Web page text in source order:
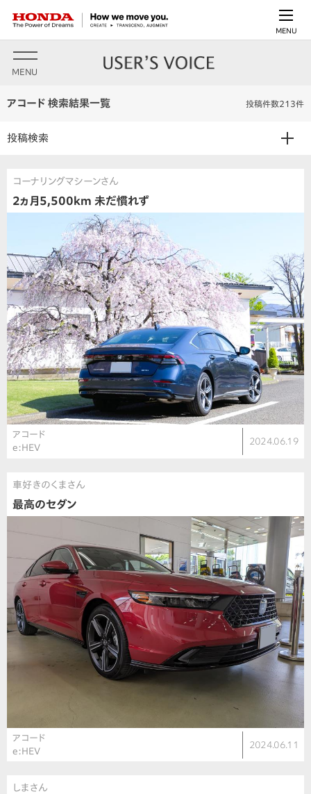
MENU
MENU
アコード 検索結果一覧 投稿件数213件
投稿検索
コーナリングマシーンさん
2ヵ月5,500km 未だ慣れず
アコード
e:HEV
2024.06.19
車好きのくまさん
最高のセダン
アコード
e:HEV
2024.06.11
しまさん